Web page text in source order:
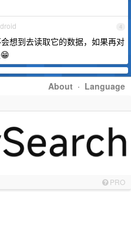
4
想到去读取它的数据，如果再对
About · Language
PRO